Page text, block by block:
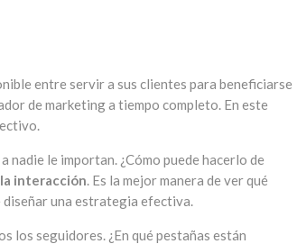
entre servir a sus clientes para beneficiarse
de marketing a tiempo completo. En este
nadie le importan. ¿Cómo puede hacerlo de
interacción. Es la mejor manera de ver qué
diseñar una estrategia efectiva.
los seguidores. ¿En qué pestañas están